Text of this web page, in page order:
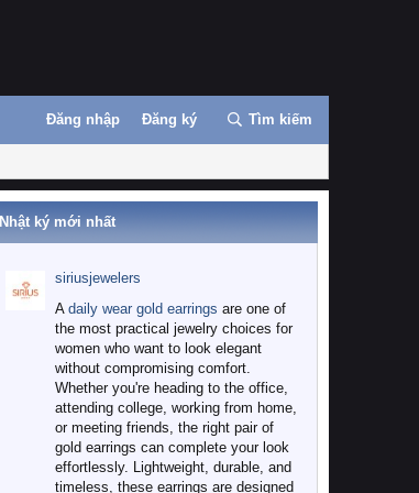
Đăng nhập Đăng ký Tìm kiếm
Nhật ký mới nhất
siriusjewelers
A daily wear gold earrings are one of
the most practical jewelry choices for
women who want to look elegant
without compromising comfort.
Whether you're heading to the office,
attending college, working from home,
or meeting friends, the right pair of
gold earrings can complete your look
effortlessly. Lightweight, durable, and
timeless, these earrings are designed